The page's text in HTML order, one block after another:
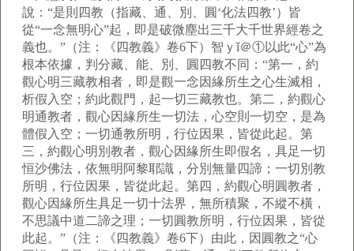
說：“是則四教（指藏、通、別、圓‘化法四教’）皆
從“一念無明心”起，即是破微塵出三千大千世界經卷之
義也。”（注：《四教義》卷6下）智ｙǐ＠①以此“心”為
根本依據，判分藏、能、別、圓四教不同：“第一，約
觀心明三藏教相者，即是觀一念因緣所生之心生滅相，
析假入空；約此觀門，起一切三藏教也。第二，約觀心
明通教者，觀心因緣所生一切法，心空則一切空，是為
體假入空；一切通教所明，行位因果，皆從此起。第
三，約觀心明別教者，觀心因緣所生即假名，具足一切
恒沙佛法，依無明阿黎耶識，分別無量四諦；一切別教
所明，行位因果，皆從此起。第四，約觀心明圓教者，
觀心因緣所生具足一切十法界，無所積聚，不縱不橫，
不思議中道二諦之理；一切圓教所明，行位因果，皆從
此起。”（注：《四教義》卷6下）由此，因圓教之“心